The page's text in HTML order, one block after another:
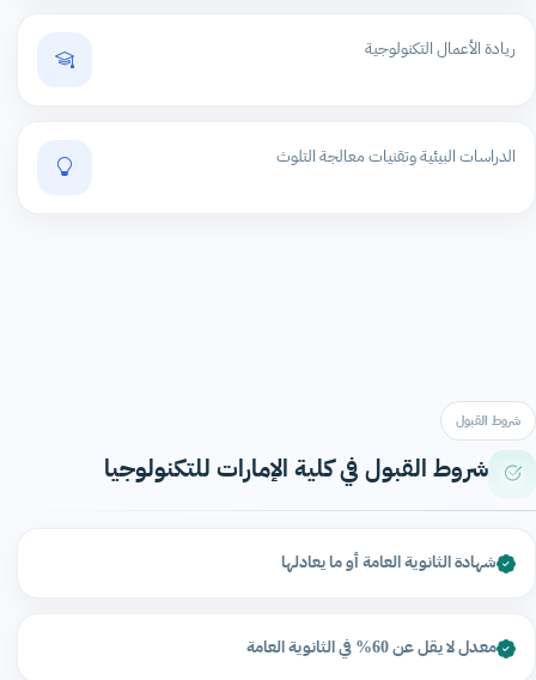
ريادة الأعمال التكنولوجية
الدراسات البيئية وتقنيات معالجة التلوث
شروط القبول
شروط القبول في كلية الإمارات للتكنولوجيا
شهادة الثانوية العامة أو ما يعادلها
معدل لا يقل عن 60% في الثانوية العامة